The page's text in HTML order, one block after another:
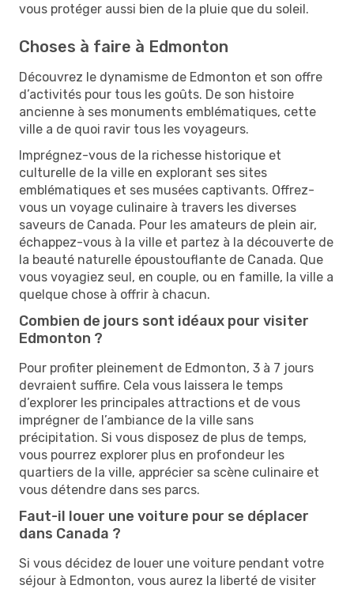
vous protéger aussi bien de la pluie que du soleil.
Choses à faire à Edmonton
Découvrez le dynamisme de Edmonton et son offre
d’activités pour tous les goûts. De son histoire
ancienne à ses monuments emblématiques, cette
ville a de quoi ravir tous les voyageurs.
Imprégnez-vous de la richesse historique et
culturelle de la ville en explorant ses sites
emblématiques et ses musées captivants. Offrez-
vous un voyage culinaire à travers les diverses
saveurs de Canada. Pour les amateurs de plein air,
échappez-vous à la ville et partez à la découverte de
la beauté naturelle époustouflante de Canada. Que
vous voyagiez seul, en couple, ou en famille, la ville a
quelque chose à offrir à chacun.
Combien de jours sont idéaux pour visiter
Edmonton ?
Pour profiter pleinement de Edmonton, 3 à 7 jours
devraient suffire. Cela vous laissera le temps
d’explorer les principales attractions et de vous
imprégner de l’ambiance de la ville sans
précipitation. Si vous disposez de plus de temps,
vous pourrez explorer plus en profondeur les
quartiers de la ville, apprécier sa scène culinaire et
vous détendre dans ses parcs.
Faut-il louer une voiture pour se déplacer
dans Canada ?
Si vous décidez de louer une voiture pendant votre
séjour à Edmonton, vous aurez la liberté de visiter